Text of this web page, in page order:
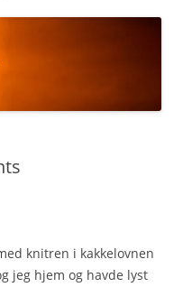
knitren i kakkelovnen
jeg hjem og havde lyst